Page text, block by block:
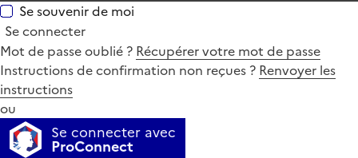
Se souvenir de moi
Se connecter
Mot de passe oublié ? Récupérer votre mot de passe
Instructions de confirmation non reçues ? Renvoyer les
instructions
ou
Se connecter avec
ProConnect